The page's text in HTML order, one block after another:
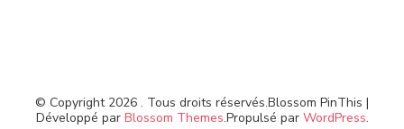
© Copyright 2026 . Tous droits réservés.Blossom PinThis |
Développé par Blossom Themes.Propulsé par WordPress.